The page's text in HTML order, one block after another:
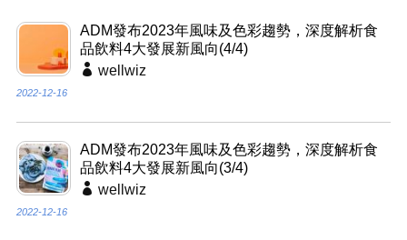
ADM發布2023年風味及色彩趨勢，深度解析食
品飲料4大發展新風向(4/4)
wellwiz
2022-12-16
ADM發布2023年風味及色彩趨勢，深度解析食
品飲料4大發展新風向(3/4)
wellwiz
2022-12-16